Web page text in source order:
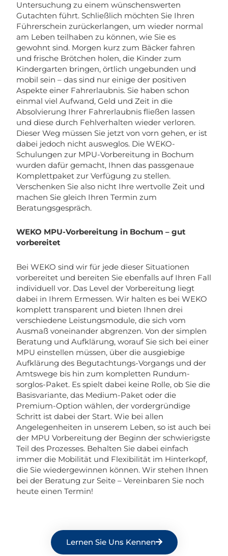
Untersuchung zu einem wünschenswerten
Gutachten führt. Schließlich möchten Sie Ihren
Führerschein zurückerlangen, um wieder normal
am Leben teilhaben zu können, wie Sie es
gewohnt sind. Morgen kurz zum Bäcker fahren
und frische Brötchen holen, die Kinder zum
Kindergarten bringen, örtlich ungebunden und
mobil sein – das sind nur einige der positiven
Aspekte einer Fahrerlaubnis. Sie haben schon
einmal viel Aufwand, Geld und Zeit in die
Absolvierung Ihrer Fahrerlaubnis fließen lassen
und diese durch Fehlverhalten wieder verloren.
Dieser Weg müssen Sie jetzt von vorn gehen, er ist
dabei jedoch nicht ausweglos. Die WEKO-
Schulungen zur MPU-Vorbereitung in Bochum
wurden dafür gemacht, Ihnen das passgenaue
Komplettpaket zur Verfügung zu stellen.
Verschenken Sie also nicht Ihre wertvolle Zeit und
machen Sie gleich Ihren Termin zum
Beratungsgespräch.
WEKO MPU-Vorbereitung in Bochum – gut
vorbereitet
Bei WEKO sind wir für jede dieser Situationen
vorbereitet und bereiten Sie ebenfalls auf Ihren Fall
individuell vor. Das Level der Vorbereitung liegt
dabei in Ihrem Ermessen. Wir halten es bei WEKO
komplett transparent und bieten Ihnen drei
verschiedene Leistungsmodule, die sich vom
Ausmaß voneinander abgrenzen. Von der simplen
Beratung und Aufklärung, worauf Sie sich bei einer
MPU einstellen müssen, über die ausgiebige
Aufklärung des Begutachtungs-Vorgangs und der
Amtswege bis hin zum kompletten Rundum-
sorglos-Paket. Es spielt dabei keine Rolle, ob Sie die
Basisvariante, das Medium-Paket oder die
Premium-Option wählen, der vordergründige
Schritt ist dabei der Start. Wie bei allen
Angelegenheiten in unserem Leben, so ist auch bei
der MPU Vorbereitung der Beginn der schwierigste
Teil des Prozesses. Behalten Sie dabei einfach
immer die Mobilität und Flexibilität im Hinterkopf,
die Sie wiedergewinnen können. Wir stehen Ihnen
bei der Beratung zur Seite – Vereinbaren Sie noch
heute einen Termin!
Lernen Sie Uns Kennen